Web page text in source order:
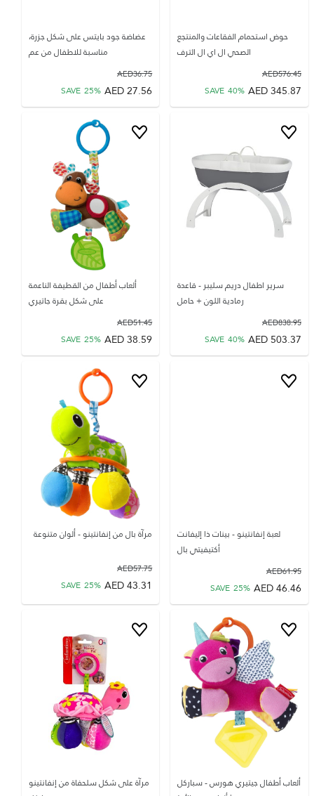
حوض استحمام الفقاعات والمنتجع
الصحي ال اي ال الترف
576.45
AED
345.87
AED
SAVE 40%
عضاضة جود بايتس على شكل جزرة،
مناسبة للاطفال من عم
36.75
AED
27.56
AED
SAVE 25%
سرير اطفال دريم سليبر - قاعدة
رمادية اللون + حامل
838.95
AED
503.37
AED
SAVE 40%
ألعاب أطفال من القطيفة الناعمة
على شكل بقرة جاتيري
51.45
AED
38.59
AED
SAVE 25%
لعبة إنفانتينو - بينات ذا إليفانت
أكتيفيتي بال
61.95
AED
46.46
AED
SAVE 25%
مرآة بال من إنفانتينو - ألوان متنوعة
57.75
AED
43.31
AED
SAVE 25%
ألعاب أطفال جيتيري هورس - سباركل
مرآة على شكل سلحفاة من إنفانتينو